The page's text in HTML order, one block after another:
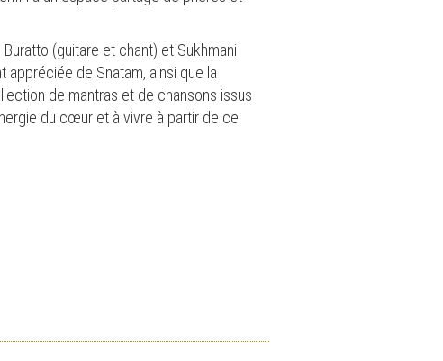
(guitare et chant) et Sukhmani
de Snatam, ainsi que la
de mantras et de chansons issus
du cœur et à vivre à partir de ce